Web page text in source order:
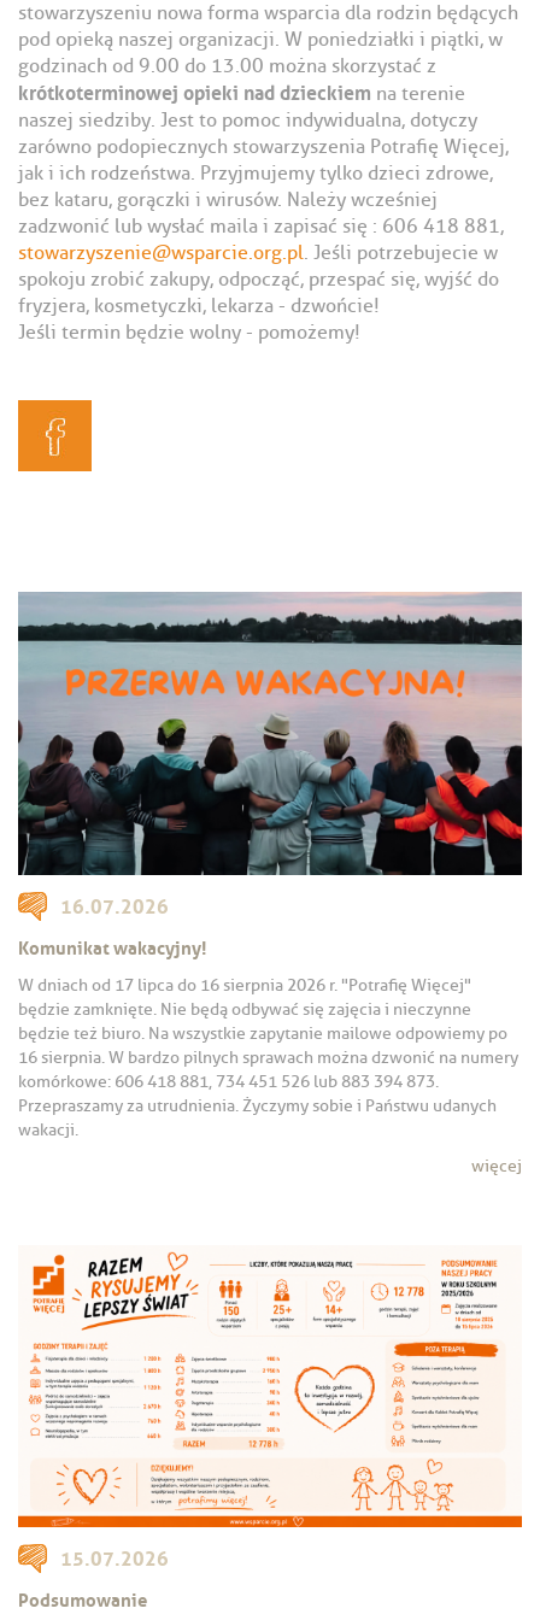
stowarzyszeniu nowa forma wsparcia dla rodzin będących
pod opieką naszej organizacji. W poniedziałki i piątki, w
godzinach od 9.00 do 13.00 można skorzystać z
krótkoterminowej opieki nad dzieckiem na terenie
naszej siedziby. Jest to pomoc indywidualna, dotyczy
zarówno podopiecznych stowarzyszenia Potrafię Więcej,
jak i ich rodzeństwa. Przyjmujemy tylko dzieci zdrowe,
bez kataru, gorączki i wirusów. Należy wcześniej
zadzwonić lub wysłać maila i zapisać się : 606 418 881,
stowarzyszenie@wsparcie.org.pl. Jeśli potrzebujecie w
spokoju zrobić zakupy, odpocząć, przespać się, wyjść do
fryzjera, kosmetyczki, lekarza - dzwońcie!
Jeśli termin będzie wolny - pomożemy!
16.07.2026
Komunikat wakacyjny!
W dniach od 17 lipca do 16 sierpnia 2026 r. "Potrafię Więcej"
będzie zamknięte. Nie będą odbywać się zajęcia i nieczynne
będzie też biuro. Na wszystkie zapytanie mailowe odpowiemy po
16 sierpnia. W bardzo pilnych sprawach można dzwonić na numery
komórkowe: 606 418 881, 734 451 526 lub 883 394 873.
Przepraszamy za utrudnienia. Życzymy sobie i Państwu udanych
wakacji.
więcej
15.07.2026
Podsumowanie